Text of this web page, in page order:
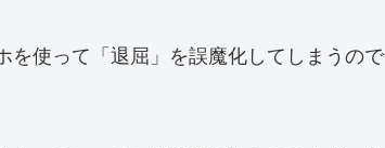
を使って「退屈」を誤魔化してしまうので